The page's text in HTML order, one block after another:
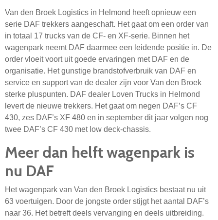
Van den Broek Logistics in Helmond heeft opnieuw een
serie DAF trekkers aangeschaft. Het gaat om een order van
in totaal 17 trucks van de CF- en XF-serie. Binnen het
wagenpark neemt DAF daarmee een leidende positie in. De
order vloeit voort uit goede ervaringen met DAF en de
organisatie. Het gunstige brandstofverbruik van DAF en
service en support van de dealer zijn voor Van den Broek
sterke pluspunten. DAF dealer Loven Trucks in Helmond
levert de nieuwe trekkers. Het gaat om negen DAF’s CF
430, zes DAF’s XF 480 en in september dit jaar volgen nog
twee DAF’s CF 430 met low deck-chassis.
Meer dan helft wagenpark is
nu DAF
Het wagenpark van Van den Broek Logistics bestaat nu uit
63 voertuigen. Door de jongste order stijgt het aantal DAF’s
naar 36. Het betreft deels vervanging en deels uitbreiding.